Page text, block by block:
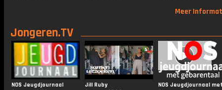
Meer
Jongeren.TV
NOS Jeugdjournaal
Jill Ruby